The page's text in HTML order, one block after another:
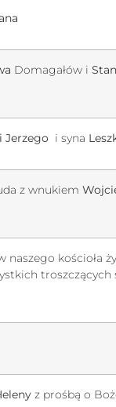
Domagałów i
Jerzego i syna
z wnukiem
kościoła
z prośbą o